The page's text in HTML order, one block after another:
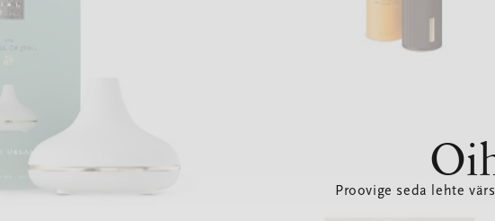
Proovige seda lehte